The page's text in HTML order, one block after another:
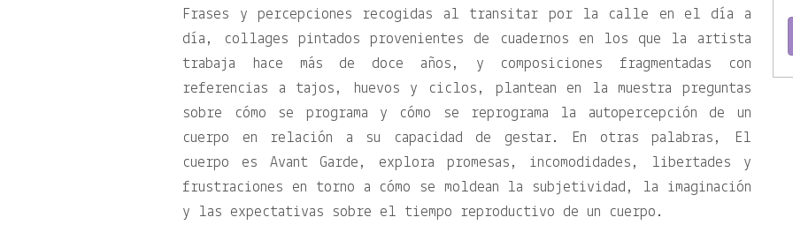
Frases y percepciones recogidas al transitar por la calle en el día a
día, collages pintados provenientes de cuadernos en los que la artista
trabaja hace más de doce años, y composiciones fragmentadas con
referencias a tajos, huevos y ciclos, plantean en la muestra preguntas
sobre cómo se programa y cómo se reprograma la autopercepción de un
cuerpo en relación a su capacidad de gestar. En otras palabras, El
cuerpo es Avant Garde, explora promesas, incomodidades, libertades y
frustraciones en torno a cómo se moldean la subjetividad, la imaginación
y las expectativas sobre el tiempo reproductivo de un cuerpo.